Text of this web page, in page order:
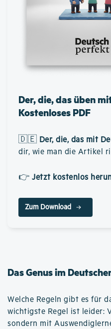
Der, die, das üben
Kostenloses PDF
🇩🇪 Der, die, das mit
dir, wie man die Artikel
👉 Jetzt kostenlos
Zum Download
Das Genus im
Welche Regeln gibt es für
wichtigste Regel ist leider:
sondern mit